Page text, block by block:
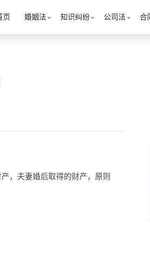
页 婚姻法 知识纠纷 公司法 合
，夫妻婚后取得的财产，原则